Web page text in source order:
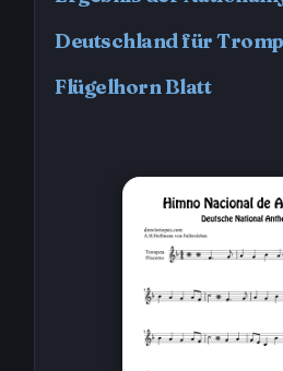
Deutschland für
Flügelhorn Blatt